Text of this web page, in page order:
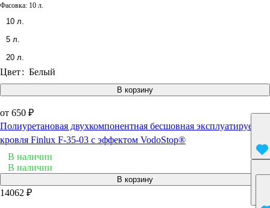
В корзину
Фасовка: 10 л.
10 л.
5 л.
20 л.
Цвет: Белый
от 650 ₽
Полиуретановая двухкомпонентная бесшовная эксплуатируемая
кровля Finlux F-35-03 с эффектом VodoStop®
В наличии
В наличии
В корзину
14062 ₽